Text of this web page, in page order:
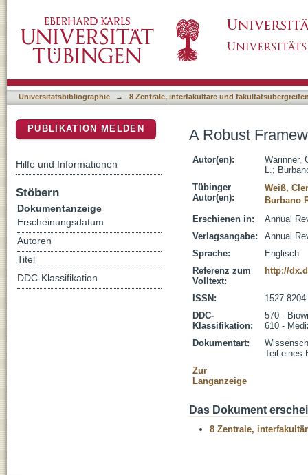
Universitätsbibliographie → 8 Zentrale, interfakultäre und
A Robust
Autor(en):
Warinner,
L.;
Tübinger
Autor(en):
Weiß,
Burbano
Erschienen in:
Annual
Verlagsangabe:
Annual
Sprache:
Englisch
Referenz zum
Volltext:
http://
ISSN:
1527-8204
DDC-
Klassifikation:
570 -
610 -
Dokumentart:
Teil eines
Zur
Langanzeige
Das Dokument
8 Zentrale,
PUBLIKATION MELDEN
Hilfe und Informationen
Stöbern
Dokumentanzeige
Erscheinungsdatum
Autoren
Titel
DDC-Klassifikation